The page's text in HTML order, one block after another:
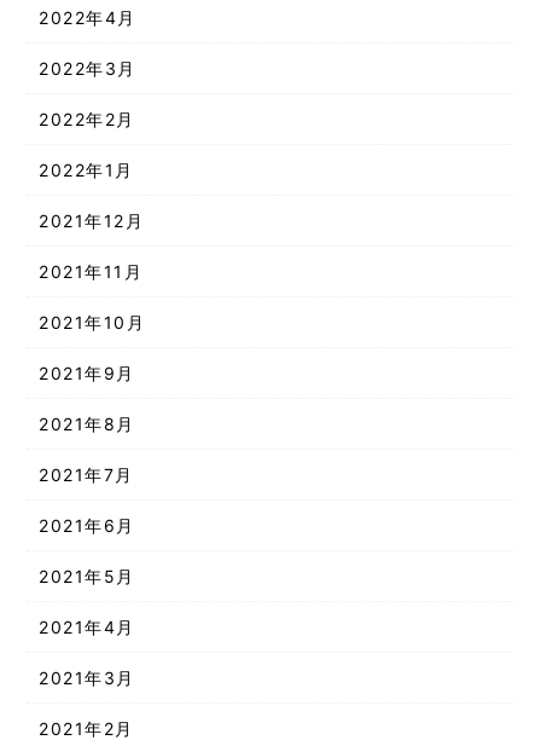
2022年4月
2022年3月
2022年2月
2022年1月
2021年12月
2021年11月
2021年10月
2021年9月
2021年8月
2021年7月
2021年6月
2021年5月
2021年4月
2021年3月
2021年2月